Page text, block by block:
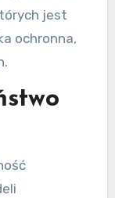
jest
ochronna,